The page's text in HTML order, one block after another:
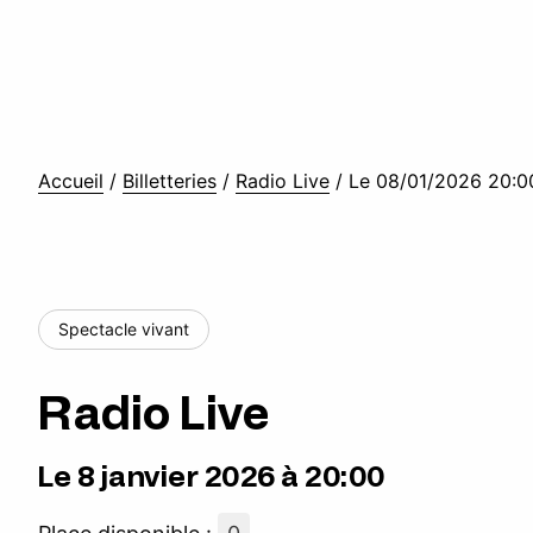
Accueil / Billetteries / Radio Live / Le 08/01/2026
Spectacle vivant
Radio Live
Le 8 janvier 2026 à 20:00